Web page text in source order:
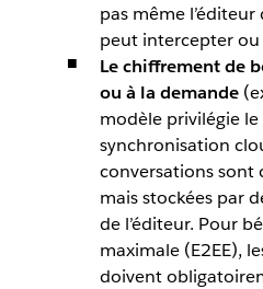
pas même
peut intercepter ou
Le chiffrement de
ou à la demande
modèle privilégie
synchronisation
conversations sont
mais stockées par
de l’éditeur. Pour
maximale (E2EE),
doivent